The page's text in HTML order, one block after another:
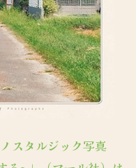
スタルジック写真